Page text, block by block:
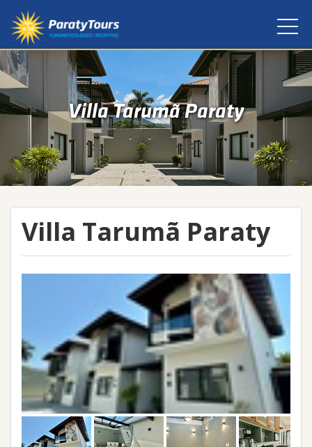
Villa Tarumã Paraty
Villa Tarumã Paraty